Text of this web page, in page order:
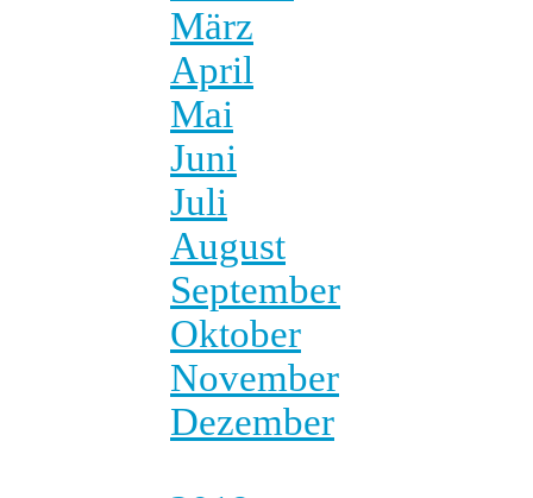
März
April
Mai
Juni
Juli
August
September
Oktober
November
Dezember